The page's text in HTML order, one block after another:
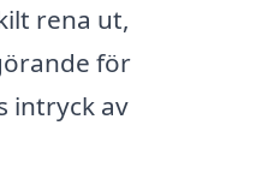
rena ut,
för
intryck av